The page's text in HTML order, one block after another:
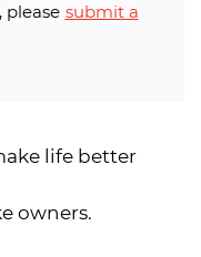
please submit a
life better
owners.